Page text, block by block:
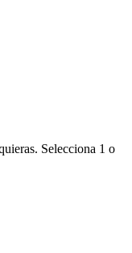
Selecciona 1 o